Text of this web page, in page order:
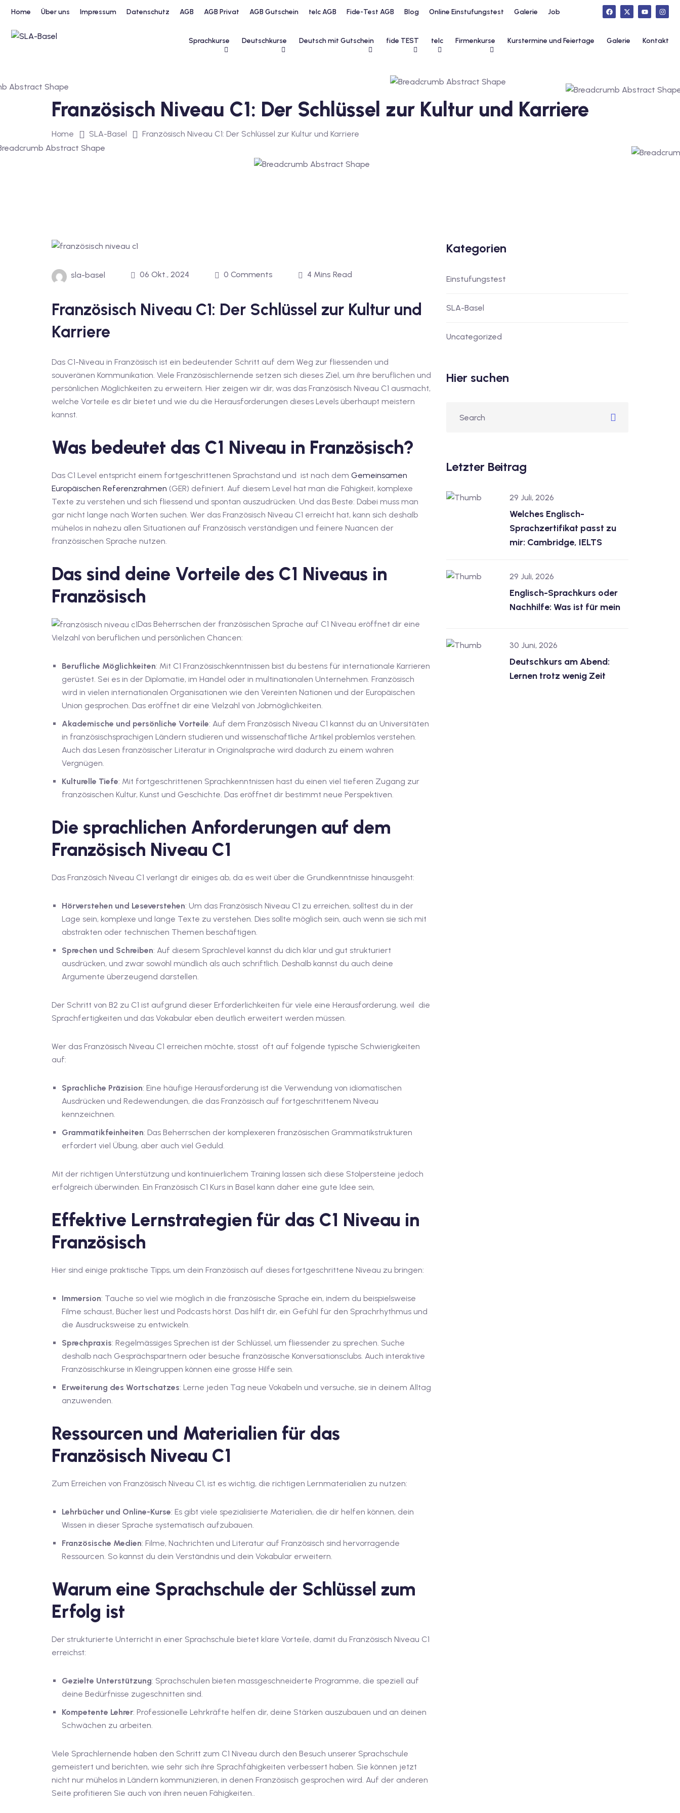
Home Über uns Impressum Datenschutz AGB AGB Privat AGB Gutschein telc AGB Fide-Test AGB Blog Online Einstufungstest Galerie Job
Sprachkurse Deutschkurse Deutsch mit Gutschein fide TEST telc Firmenkurse Kurstermine und Feiertage Galerie Kontakt
Französisch Niveau C1: Der Schlüssel zur Kultur und Karriere
Home SLA-Basel Französisch Niveau C1: Der Schlüssel zur Kultur und Karriere
sla-basel 06 Okt., 2024 0 Comments 4 Mins Read
Französisch Niveau C1: Der Schlüssel zur Kultur und
Karriere
Das C1-Niveau in Französisch ist ein bedeutender Schritt auf dem Weg zur fliessenden und
souveränen Kommunikation. Viele Französischlernende setzen sich dieses Ziel, um ihre beruflichen und
persönlichen Möglichkeiten zu erweitern. Hier zeigen wir dir, was das Französisch Niveau C1 ausmacht,
welche Vorteile es dir bietet und wie du die Herausforderungen dieses Levels überhaupt meistern
kannst.
Was bedeutet das C1 Niveau in Französisch?
Das C1 Level entspricht einem fortgeschrittenen Sprachstand und ist nach dem Gemeinsamen
Europäischen Referenzrahmen (GER) definiert. Auf diesem Level hat man die Fähigkeit, komplexe
Texte zu verstehen und sich fliessend und spontan auszudrücken. Und das Beste: Dabei muss man
gar nicht lange nach Worten suchen. Wer das Französisch Niveau C1 erreicht hat, kann sich deshalb
mühelos in nahezu allen Situationen auf Französisch verständigen und feinere Nuancen der
französischen Sprache nutzen.
Das sind deine Vorteile des C1 Niveaus in
Französisch
Das Beherrschen der französischen Sprache auf C1 Niveau eröffnet dir eine
Vielzahl von beruflichen und persönlichen Chancen:
Berufliche Möglichkeiten: Mit C1 Französischkenntnissen bist du bestens für internationale Karrieren
gerüstet. Sei es in der Diplomatie, im Handel oder in multinationalen Unternehmen. Französisch
wird in vielen internationalen Organisationen wie den Vereinten Nationen und der Europäischen
Union gesprochen. Das eröffnet dir eine Vielzahl von Jobmöglichkeiten.
Akademische und persönliche Vorteile: Auf dem Französisch Niveau C1 kannst du an Universitäten
in französischsprachigen Ländern studieren und wissenschaftliche Artikel problemlos verstehen.
Auch das Lesen französischer Literatur in Originalsprache wird dadurch zu einem wahren
Vergnügen.
Kulturelle Tiefe: Mit fortgeschrittenen Sprachkenntnissen hast du einen viel tieferen Zugang zur
französischen Kultur, Kunst und Geschichte. Das eröffnet dir bestimmt neue Perspektiven.
Die sprachlichen Anforderungen auf dem
Französisch Niveau C1
Das Französich Niveau C1 verlangt dir einiges ab, da es weit über die Grundkenntnisse hinausgeht:
Hörverstehen und Leseverstehen: Um das Französisch Niveau C1 zu erreichen, solltest du in der
Lage sein, komplexe und lange Texte zu verstehen. Dies sollte möglich sein, auch wenn sie sich mit
abstrakten oder technischen Themen beschäftigen.
Sprechen und Schreiben: Auf diesem Sprachlevel kannst du dich klar und gut strukturiert
ausdrücken, und zwar sowohl mündlich als auch schriftlich. Deshalb kannst du auch deine
Argumente überzeugend darstellen.
Der Schritt von B2 zu C1 ist aufgrund dieser Erforderlichkeiten für viele eine Herausforderung, weil die
Sprachfertigkeiten und das Vokabular eben deutlich erweitert werden müssen.
Wer das Französisch Niveau C1 erreichen möchte, stosst oft auf folgende typische Schwierigkeiten
auf:
Sprachliche Präzision: Eine häufige Herausforderung ist die Verwendung von idiomatischen
Ausdrücken und Redewendungen, die das Französisch auf fortgeschrittenem Niveau
kennzeichnen.
Grammatikfeinheiten: Das Beherrschen der komplexeren französischen Grammatikstrukturen
erfordert viel Übung, aber auch viel Geduld.
Mit der richtigen Unterstützung und kontinuierlichem Training lassen sich diese Stolpersteine jedoch
erfolgreich überwinden. Ein Französisch C1 Kurs in Basel kann daher eine gute Idee sein,
Effektive Lernstrategien für das C1 Niveau in
Französisch
Hier sind einige praktische Tipps, um dein Französisch auf dieses fortgeschrittene Niveau zu bringen:
Immersion: Tauche so viel wie möglich in die französische Sprache ein, indem du beispielsweise
Filme schaust, Bücher liest und Podcasts hörst. Das hilft dir, ein Gefühl für den Sprachrhythmus und
die Ausdrucksweise zu entwickeln.
Sprechpraxis: Regelmässiges Sprechen ist der Schlüssel, um fliessender zu sprechen. Suche
deshalb nach Gesprächspartnern oder besuche französische Konversationsclubs. Auch interaktive
Französischkurse in Kleingruppen können eine grosse Hilfe sein.
Erweiterung des Wortschatzes: Lerne jeden Tag neue Vokabeln und versuche, sie in deinem Alltag
anzuwenden.
Ressourcen und Materialien für das
Französisch Niveau C1
Zum Erreichen von Französisch Niveau C1, ist es wichtig, die richtigen Lernmaterialien zu nutzen:
Lehrbücher und Online-Kurse: Es gibt viele spezialisierte Materialien, die dir helfen können, dein
Wissen in dieser Sprache systematisch aufzubauen.
Französische Medien: Filme, Nachrichten und Literatur auf Französisch sind hervorragende
Ressourcen. So kannst du dein Verständnis und dein Vokabular erweitern.
Warum eine Sprachschule der Schlüssel zum
Erfolg ist
Der strukturierte Unterricht in einer Sprachschule bietet klare Vorteile, damit du Französisch Niveau C1
erreichst:
Gezielte Unterstützung: Sprachschulen bieten massgeschneiderte Programme, die speziell auf
deine Bedürfnisse zugeschnitten sind.
Kompetente Lehrer: Professionelle Lehrkräfte helfen dir, deine Stärken auszubauen und an deinen
Schwächen zu arbeiten.
Viele Sprachlernende haben den Schritt zum C1 Niveau durch den Besuch unserer Sprachschule
gemeistert und berichten, wie sehr sich ihre Sprachfähigkeiten verbessert haben. Sie können jetzt
nicht nur mühelos in Ländern kommunizieren, in denen Französisch gesprochen wird. Auf der anderen
Seite profitieren Sie auch von ihren neuen Fähigkeiten..
Kategorien
Einstufungstest
SLA-Basel
Uncategorized
Hier suchen
Letzter Beitrag
29 Juli, 2026
Welches Englisch-
Sprachzertifikat passt zu
mir: Cambridge, IELTS
29 Juli, 2026
Englisch-Sprachkurs oder
Nachhilfe: Was ist für mein
30 Juni, 2026
Deutschkurs am Abend:
Lernen trotz wenig Zeit